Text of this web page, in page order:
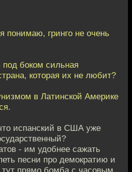
понимаю, гринго не очень
боком сильная
которая их не любит?
в Латинской Америке
испанский в США уже
- им удобнее сажать
песни про демократию и